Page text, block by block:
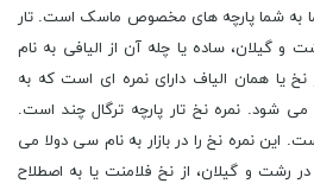
به شما پارچه های مخصوص ماسک است. تار
و گیلان، ساده یا چله آن از الیافی به نام
یا همان الیاف دارای نمره ای است که به
شود. نمره نخ تار پارچه ترگال چند است.
این نمره نخ را در بازار به نام سی دولا می
رشت و گیلان، از نخ فلامنت یا به اصطلاح